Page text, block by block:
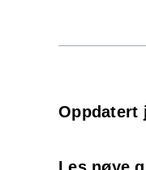
Oppdatert